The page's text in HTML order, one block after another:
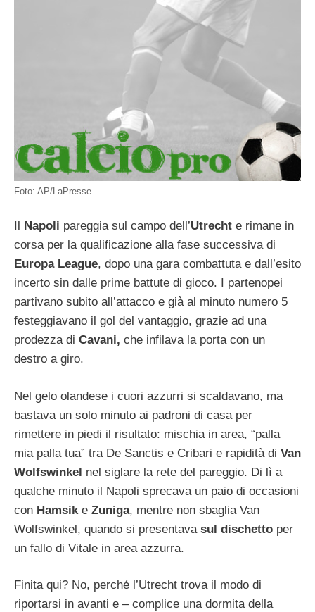
Foto: AP/LaPresse
Il Napoli pareggia sul campo dell’Utrecht e rimane in
corsa per la qualificazione alla fase successiva di
Europa League, dopo una gara combattuta e dall’esito
incerto sin dalle prime battute di gioco. I partenopei
partivano subito all’attacco e già al minuto numero 5
festeggiavano il gol del vantaggio, grazie ad una
prodezza di Cavani, che infilava la porta con un
destro a giro.
Nel gelo olandese i cuori azzurri si scaldavano, ma
bastava un solo minuto ai padroni di casa per
rimettere in piedi il risultato: mischia in area, “palla
mia palla tua” tra De Sanctis e Cribari e rapidità di Van
Wolfswinkel nel siglare la rete del pareggio. Di lì a
qualche minuto il Napoli sprecava un paio di occasioni
con Hamsik e Zuniga, mentre non sbaglia Van
Wolfswinkel, quando si presentava sul dischetto per
un fallo di Vitale in area azzurra.
Finita qui? No, perché l’Utrecht trova il modo di
riportarsi in avanti e – complice una dormita della